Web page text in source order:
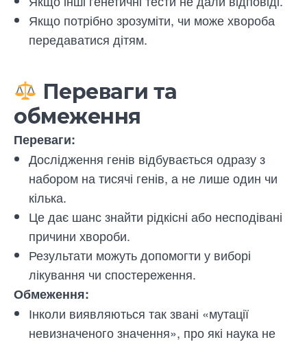
Якщо потрібно зрозуміти, чи може хвороба
передаватися дітям.
Переваги та
обмеження
Переваги:
Дослідження генів відбувається одразу з
набором на тисячі генів, а не лише один чи
кілька.
Це дає шанс знайти рідкісні або несподівані
причини хвороби.
Результати можуть допомогти у виборі
лікування чи спостереження.
Обмеження:
Інколи виявляються так звані «мутації
невизначеного значення», про які наука не